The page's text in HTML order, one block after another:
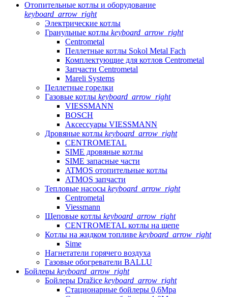
Отопительные котлы и оборудование
keyboard_arrow_right
Электрические котлы
Гранульные котлы keyboard_arrow_right
Centrometal
Пеллетные котлы Sokol Metal Fach
Комплектующие для котлов Centrometal
Запчасти Centrometal
Mareli Systems
Пеллетные горелки
Газовые котлы keyboard_arrow_right
VIESSMANN
BOSCH
Аксессуары VIESSMANN
Дровяные котлы keyboard_arrow_right
CENTROMETAL
SIME дровяные котлы
SIME запасные части
ATMOS отопительные котлы
ATMOS запчасти
Тепловые насосы keyboard_arrow_right
Centrometal
Viessmann
Щеповые котлы keyboard_arrow_right
CENTROMETAL котлы на щепе
Котлы на жидком топливе keyboard_arrow_right
Sime
Нагнетатели горячего воздуха
Газовые обогреватели BALLU
Бойлеры keyboard_arrow_right
Бойлеры Dražice keyboard_arrow_right
Стационарные бойлеры 0,6Mpa